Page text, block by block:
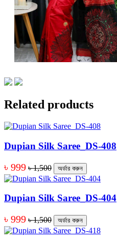
Related products
Dupian Silk Saree_DS-408
৳ 999 ৳ 1,500 অর্ডার করুন
Dupian Silk Saree_DS-404
৳ 999 ৳ 1,500 অর্ডার করুন